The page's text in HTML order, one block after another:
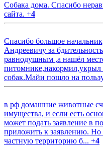
Собака дома. Спасибо
сайта. +4
Спасибо большое
Андреевичу за
равнодушным ,а нашёл
питомнике,накормил,укрыл
собак.Майи пошло на
в рф домашние животные
имущества, и если есть
может подать заявление в
приложить к заявлению. Но
частную территорию б... +4